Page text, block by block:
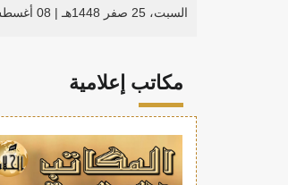
السبت، 25 صفر 1448هـ | 08 أغسطس 2026م |
مكاتب إعلامية